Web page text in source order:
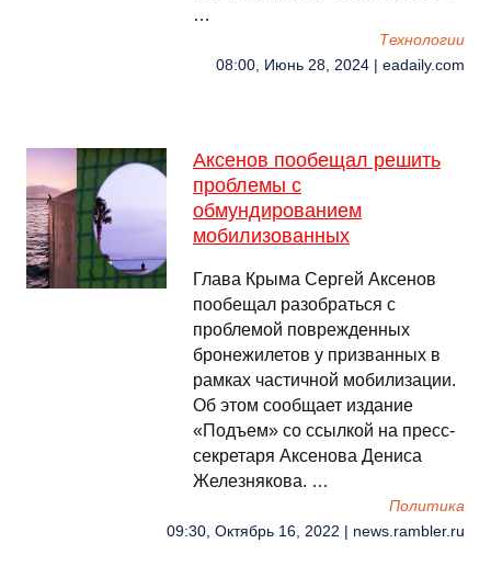
…
Технологии
08:00, Июнь 28, 2024 | eadaily.com
Аксенов пообещал решить
проблемы с
обмундированием
мобилизованных
Глава Крыма Сергей Аксенов
пообещал разобраться с
проблемой поврежденных
бронежилетов у призванных в
рамках частичной мобилизации.
Об этом сообщает издание
«Подъем» со ссылкой на пресс-
секретаря Аксенова Дениса
Железнякова. …
Политика
09:30, Октябрь 16, 2022 | news.rambler.ru